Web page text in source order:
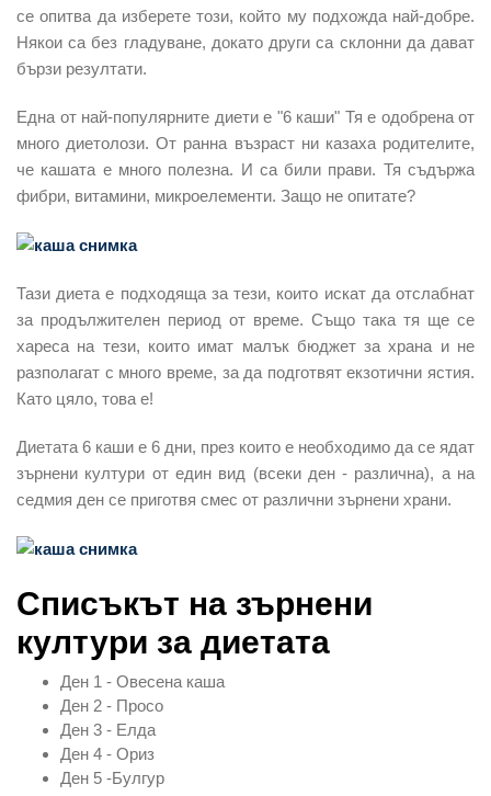
се опитва да изберете този, който му подхожда най-добре.
Някои са без гладуване, докато други са склонни да дават
бързи резултати.
Една от най-популярните диети е "6 каши" Тя е одобрена от
много диетолози. От ранна възраст ни казаха родителите,
че кашата е много полезна. И са били прави. Тя съдържа
фибри, витамини, микроелементи. Защо не опитате?
Тази диета е подходяща за тези, които искат да отслабнат
за продължителен период от време. Също така тя ще се
хареса на тези, които имат малък бюджет за храна и не
разполагат с много време, за да подготвят екзотични ястия.
Като цяло, това е!
Диетата 6 каши е 6 дни, през които е необходимо да се ядат
зърнени култури от един вид (всеки ден - различна), а на
седмия ден се приготвя смес от различни зърнени храни.
Списъкът на зърнени
култури за диетата
Ден 1 - Овесена каша
Ден 2 - Просо
Ден 3 - Елда
Ден 4 - Ориз
Ден 5 -Булгур